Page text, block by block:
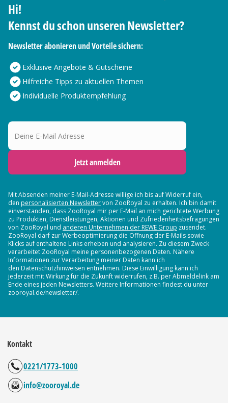
Hi!
Kennst du schon unseren Newsletter?
Newsletter abonieren und Vorteile sichern:
Exklusive Angebote & Gutscheine
Hilfreiche Tipps zu aktuellen Themen
Individuelle Produktempfehlung
Deine E-Mail Adresse
Jetzt anmelden
Mit Absenden meiner E-Mail-Adresse willige ich bis auf Widerruf ein,
den personalisierten Newslettervon ZooRoyal zu erhalten. Ich bin damit
einverstanden, dass ZooRoyal mir per E-Mail an mich gerichtete Werbung
zu Produkten, Dienstleistungen, Aktionen und Zufriedenheitsbefragungen
von ZooRoyal und anderen Unternehmen der REWE Group zusendet.
ZooRoyal darf zur Werbeoptimierung die Öffnung der E-Mails sowie
Klicks auf enthaltene Links erheben und analysieren. Zu diesem Zweck
verarbeitet ZooRoyal meine personenbezogenen Daten. Nähere
Informationen zur Verarbeitung meiner Daten kann ich
den Datenschutzhinweisen entnehmen. Diese Einwilligung kann ich
jederzeit mit Wirkung für die Zukunft widerrufen, z.B. per Abmeldelink am
Ende eines jeden Newsletters. Weitere Informationen findest du unter
zooroyal.de/newsletter/.
Kontakt
0221/1773-1000
info@zooroyal.de